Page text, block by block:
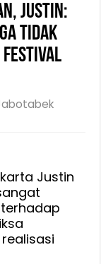
Justin:
Tidak
Festival
Justin